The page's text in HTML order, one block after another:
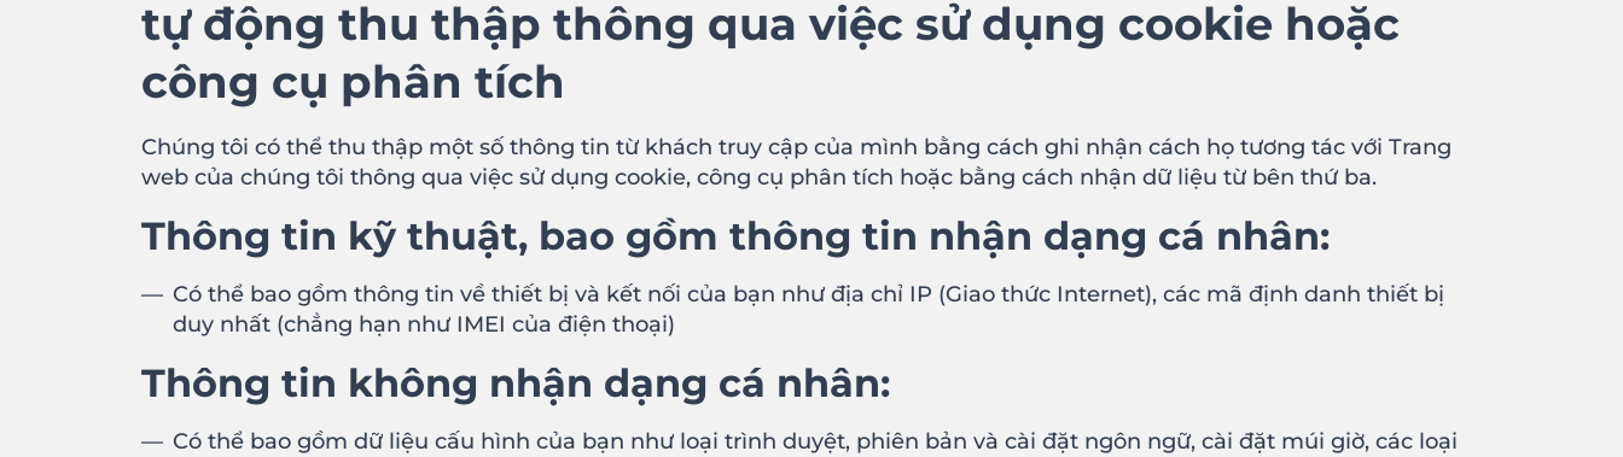
tự động thu thập thông qua việc sử dụng cookie hoặc
công cụ phân tích
Chúng tôi có thể thu thập một số thông tin từ khách truy cập của mình bằng cách ghi nhận cách họ tương tác với Trang
web của chúng tôi thông qua việc sử dụng cookie, công cụ phân tích hoặc bằng cách nhận dữ liệu từ bên thứ ba.
Thông tin kỹ thuật, bao gồm thông tin nhận dạng cá nhân:
Có thể bao gồm thông tin về thiết bị và kết nối của bạn như địa chỉ IP (Giao thức Internet), các mã định danh thiết bị
duy nhất (chẳng hạn như IMEI của điện thoại)
Thông tin không nhận dạng cá nhân:
Có thể bao gồm dữ liệu cấu hình của bạn như loại trình duyệt, phiên bản và cài đặt ngôn ngữ, cài đặt múi giờ, các loại